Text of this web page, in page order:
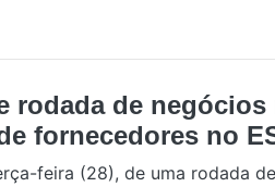
rodada de negócios
fornecedores no
feira (28), de uma rodada